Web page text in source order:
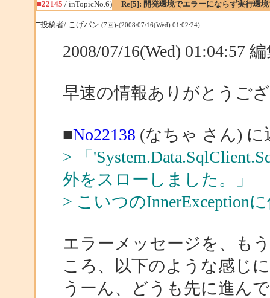
■22145 / inTopicNo.6) Re[5]: 開発環境でエラーにならず実行環
□投稿者/ こげパン (7回)-(2008/07/16(Wed) 01:02:24)
2008/07/16(Wed) 01:04:57
早速の情報ありがとうご
■No22138 (なちゃ さん) に
> 「
外をスローしました。」
> こいつのInnerException
エラーメッセージを、も
ころ、以下のような感じ
うーん、どうも先に進ん